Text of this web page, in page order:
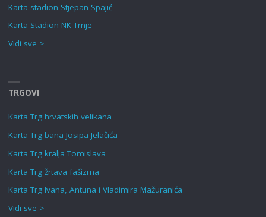
Karta stadion Stjepan Spajić
Karta Stadion NK Trnje
Vidi sve >
TRGOVI
Karta Trg hrvatskih velikana
Karta Trg bana Josipa Jelačića
Karta Trg kralja Tomislava
Karta Trg žrtava fašizma
Karta Trg Ivana, Antuna i Vladimira Mažuranića
Vidi sve >